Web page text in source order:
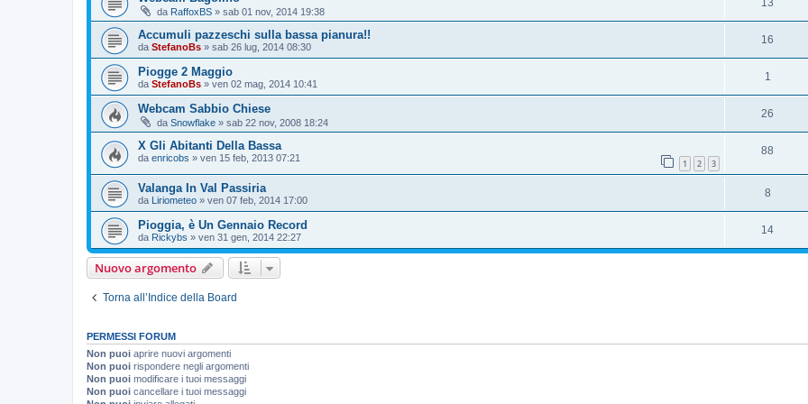
da RaffoxBS » sab 01 nov, 2014 19:38
13
Accumuli pazzeschi sulla bassa pianura!!
da StefanoBs » sab 26 lug, 2014 08:30
16
Piogge 2 Maggio
da StefanoBs » ven 02 mag, 2014 10:41
1
Webcam Sabbio Chiese
da Snowflake » sab 22 nov, 2008 18:24
26
X Gli Abitanti Della Bassa
da enricobs » ven 15 feb, 2013 07:21 1 2 3
88
Valanga In Val Passiria
da Liriometeo » ven 07 feb, 2014 17:00
8
Pioggia, è Un Gennaio Record
da Rickybs » ven 31 gen, 2014 22:27
14
Nuovo argomento
Torna all’Indice della Board
PERMESSI FORUM
Non puoi aprire nuovi argomenti
Non puoi rispondere negli argomenti
Non puoi modificare i tuoi messaggi
Non puoi cancellare i tuoi messaggi